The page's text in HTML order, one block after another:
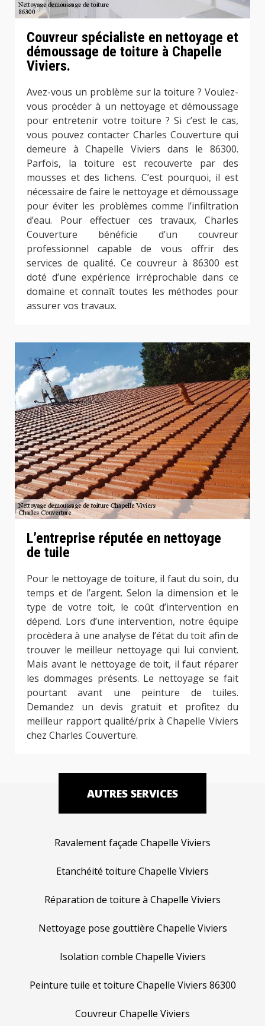
Couvreur spécialiste en nettoyage et
démoussage de toiture à Chapelle
Viviers.
Avez-vous un problème sur la toiture ? Voulez-
vous procéder à un nettoyage et démoussage
pour entretenir votre toiture ? Si c’est le cas,
vous pouvez contacter Charles Couverture qui
demeure à Chapelle Viviers dans le 86300.
Parfois, la toiture est recouverte par des
mousses et des lichens. C’est pourquoi, il est
nécessaire de faire le nettoyage et démoussage
pour éviter les problèmes comme l’infiltration
d’eau. Pour effectuer ces travaux, Charles
Couverture bénéficie d’un couvreur
professionnel capable de vous offrir des
services de qualité. Ce couvreur à 86300 est
doté d’une expérience irréprochable dans ce
domaine et connaît toutes les méthodes pour
assurer vos travaux.
L’entreprise réputée en nettoyage
de tuile
Pour le nettoyage de toiture, il faut du soin, du
temps et de l’argent. Selon la dimension et le
type de votre toit, le coût d’intervention en
dépend. Lors d’une intervention, notre équipe
procèdera à une analyse de l’état du toit afin de
trouver le meilleur nettoyage qui lui convient.
Mais avant le nettoyage de toit, il faut réparer
les dommages présents. Le nettoyage se fait
pourtant avant une peinture de tuiles.
Demandez un devis gratuit et profitez du
meilleur rapport qualité/prix à Chapelle Viviers
chez Charles Couverture.
AUTRES SERVICES
Ravalement façade Chapelle Viviers
Etanchéité toiture Chapelle Viviers
Réparation de toiture à Chapelle Viviers
Nettoyage pose gouttière Chapelle Viviers
Isolation comble Chapelle Viviers
Peinture tuile et toiture Chapelle Viviers 86300
Couvreur Chapelle Viviers